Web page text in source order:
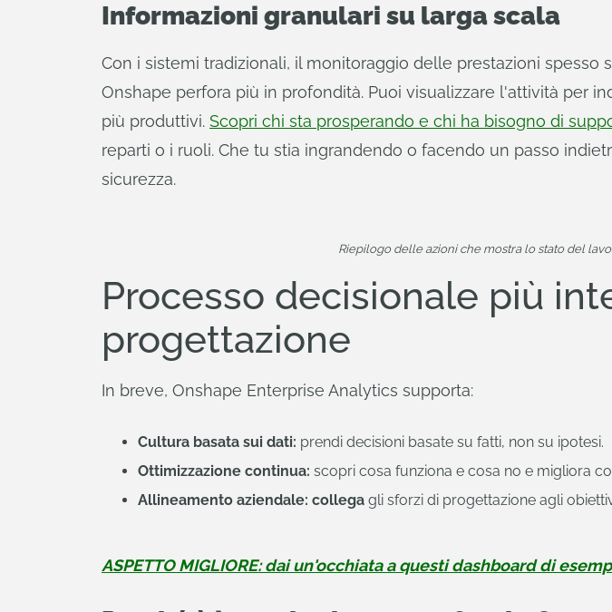
Informazioni granulari su larga scala
Con i sistemi tradizionali, il monitoraggio delle prestazioni
Onshape perfora più in profondità. Puoi visualizzare l'attività per
più produttivi. Scopri chi sta prosperando e chi ha bisogno di
reparti o i ruoli. Che tu stia ingrandendo o facendo un passo
sicurezza.
Riepilogo delle azioni che mostra lo stato del
Processo decisionale più
progettazione
In breve, Onshape Enterprise Analytics supporta:
Cultura basata sui dati: prendi decisioni basate su fatti, non su ipotesi.
Ottimizzazione continua: scopri cosa funziona e cosa no e migliora
Allineamento aziendale: collega gli sforzi di progettazione agli
ASPETTO MIGLIORE: dai un'occhiata a questi dashboard di